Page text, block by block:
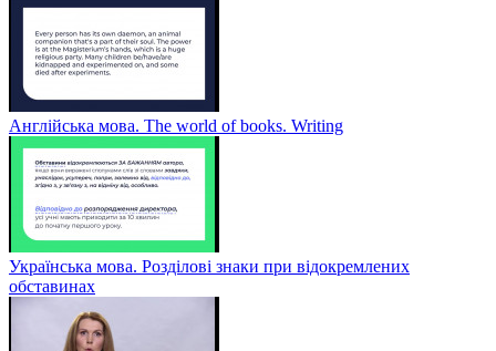
Англійська мова. The world of books. Writing
Українська мова. Розділові знаки при відокремлених
обставинах